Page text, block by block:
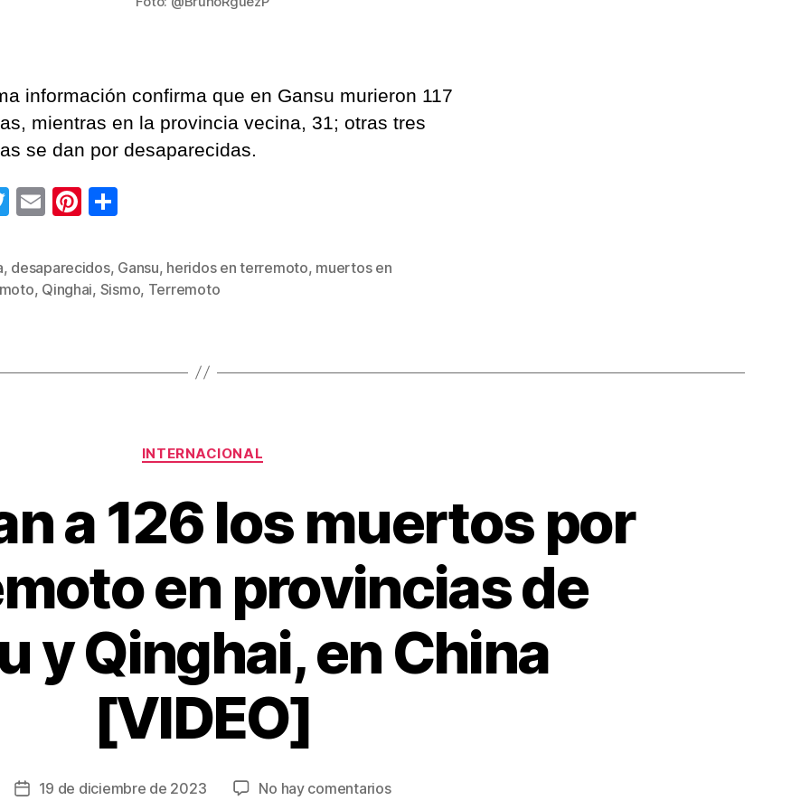
información confirma que en Gansu murieron 117
mientras en la provincia vecina, 31; otras tres
se dan por desaparecidas.
T
tt
er
E
ail
Pi
er
e
m
p
, desaparecidos, Gansu, heridos en terremoto, muertos en
, Qinghai, Sismo, Terremoto
Categorías
INTERNACIONAL
a 126 los muertos por
en provincias de
y Qinghai, en China
[VIDEO]
Fecha19 de diciembre de 2023 No hay comentariosen